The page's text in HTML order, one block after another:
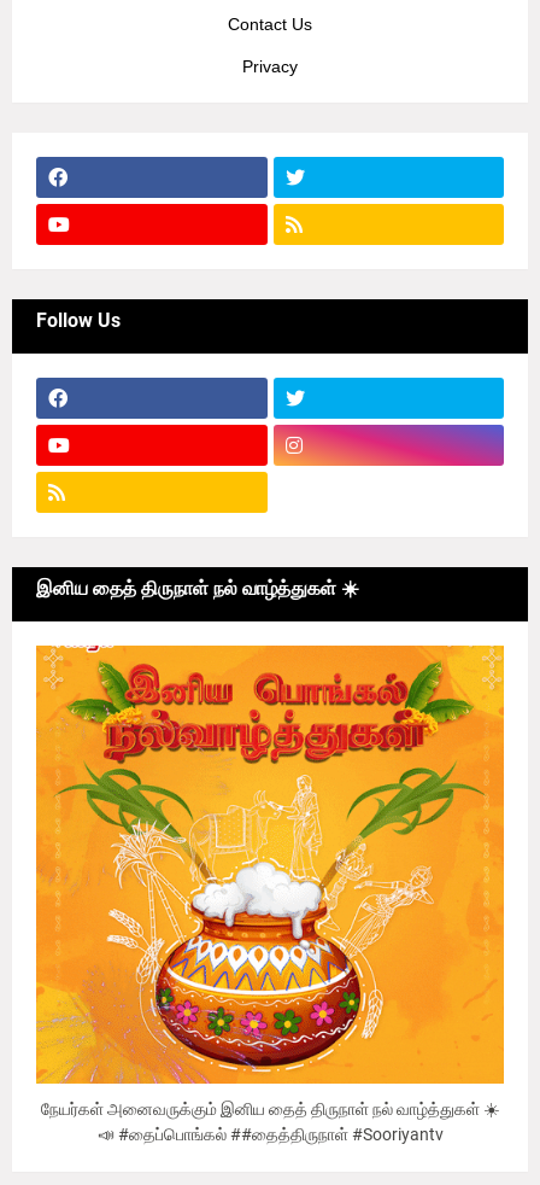
Contact Us
Privacy
Follow Us
இனிய தைத் திருநாள் நல் வாழ்த்துகள் ☀️
நேயர்கள் அனைவருக்கும் இனிய தைத் திருநாள் நல் வாழ்த்துகள் ☀️
📣 #தைப்பொங்கல் ##தைத்திருநாள் #Sooriyantv